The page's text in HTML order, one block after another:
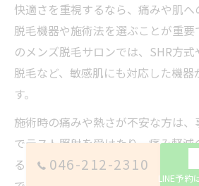
快適さを重視するなら、痛みや肌
脱毛機器や施術法を選ぶことが重要
のメンズ脱毛サロンでは、SHR方式
脱毛など、敏感肌にも対応した機器
す。
施術時の痛みや熱さが不安な方は、
でテスト照射を受けたり、痛み軽
るサロン・クリニックを選びましょ
046-212-2310
LINE予約